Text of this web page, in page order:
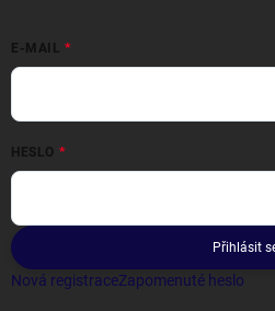
E-MAIL
HESLO
Přihlásit
Nová registraceZapomenuté heslo